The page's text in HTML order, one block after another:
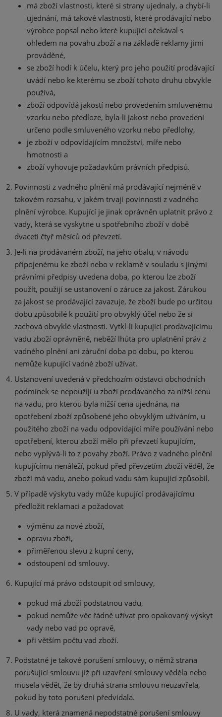
má zboží vlastnosti, které si strany ujednaly, a chybí-li
ujednání, má takové vlastnosti, které prodávající nebo
výrobce popsal nebo které kupující očekával s
ohledem na povahu zboží a na základě reklamy jimi
prováděné,
se zboží hodí k účelu, který pro jeho použití prodávající
uvádí nebo ke kterému se zboží tohoto druhu obvykle
používá,
zboží odpovídá jakostí nebo provedením smluvenému
vzorku nebo předloze, byla-li jakost nebo provedení
určeno podle smluveného vzorku nebo předlohy,
je zboží v odpovídajícím množství, míře nebo
hmotnosti a
zboží vyhovuje požadavkům právních předpisů.
Povinnosti z vadného plnění má prodávající nejméně v
takovém rozsahu, v jakém trvají povinnosti z vadného
plnění výrobce. Kupující je jinak oprávněn uplatnit právo z
vady, která se vyskytne u spotřebního zboží v době
dvaceti čtyř měsíců od převzetí.
Je-li na prodávaném zboží, na jeho obalu, v návodu
připojenému ke zboží nebo v reklamě v souladu s jinými
právními předpisy uvedena doba, po kterou lze zboží
použít, použijí se ustanovení o záruce za jakost. Zárukou
za jakost se prodávající zavazuje, že zboží bude po určitou
dobu způsobilé k použití pro obvyklý účel nebo že si
zachová obvyklé vlastnosti. Vytkl-li kupující prodávajícímu
vadu zboží oprávněně, neběží lhůta pro uplatnění práv z
vadného plnění ani záruční doba po dobu, po kterou
nemůže kupující vadné zboží užívat.
Ustanovení uvedená v předchozím odstavci obchodních
podmínek se nepoužijí u zboží prodávaného za nižší cenu
na vadu, pro kterou byla nižší cena ujednána, na
opotřebení zboží způsobené jeho obvyklým užíváním, u
použitého zboží na vadu odpovídající míře používání nebo
opotřebení, kterou zboží mělo při převzetí kupujícím,
nebo vyplývá-li to z povahy zboží. Právo z vadného plnění
kupujícímu nenáleží, pokud před převzetím zboží věděl, že
zboží má vadu, anebo pokud vadu sám kupující způsobil.
V případě výskytu vady může kupující prodávajícímu
předložit reklamaci a požadovat
výměnu za nové zboží,
opravu zboží,
přiměřenou slevu z kupní ceny,
odstoupení od smlouvy.
Kupující má právo odstoupit od smlouvy,
pokud má zboží podstatnou vadu,
pokud nemůže věc řádně užívat pro opakovaný výskyt
vady nebo vad po opravě,
při větším počtu vad zboží.
Podstatné je takové porušení smlouvy, o němž strana
porušující smlouvu již při uzavření smlouvy věděla nebo
musela vědět, že by druhá strana smlouvu neuzavřela,
pokud by toto porušení předvídala.
U vady, která znamená nepodstatné porušení smlouvy